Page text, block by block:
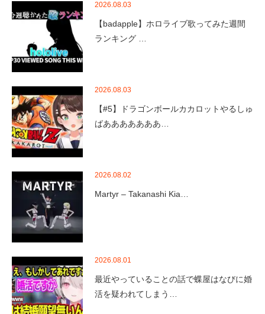
2026.08.03
【badapple】ホロライブ歌ってみた週間
ランキング …
2026.08.03
【#5】ドラゴンボールカカロットやるしゅ
ばあああああああ…
2026.08.02
Martyr – Takanashi Kia…
2026.08.01
最近やっていることの話で蝶屋はなびに婚
活を疑われてしまう…